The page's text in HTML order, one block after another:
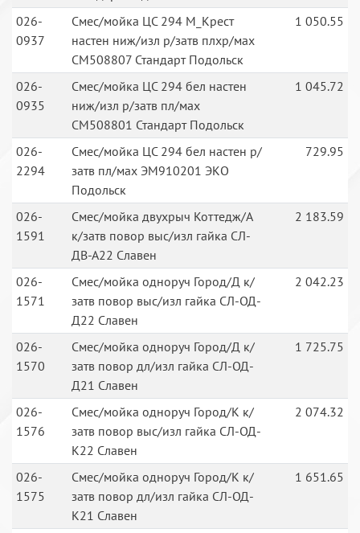
026-
0937
Смес/мойка ЦС 294 М_Крест
настен ниж/изл р/затв плхр/мах
СМ508807 Стандарт Подольск
1 050.55
026-
0935
Смес/мойка ЦС 294 бел настен
ниж/изл р/затв пл/мах
СМ508801 Стандарт Подольск
1 045.72
026-
2294
Смес/мойка ЦС 294 бел настен р/
затв пл/мах ЭМ910201 ЭКО
Подольск
729.95
026-
1591
Смес/мойка двухрыч Коттедж/А
к/затв повор выс/изл гайка СЛ-
ДВ-А22 Славен
2 183.59
026-
1571
Смес/мойка одноруч Город/Д к/
затв повор выс/изл гайка СЛ-ОД-
Д22 Славен
2 042.23
026-
1570
Смес/мойка одноруч Город/Д к/
затв повор дл/изл гайка СЛ-ОД-
Д21 Славен
1 725.75
026-
1576
Смес/мойка одноруч Город/К к/
затв повор выс/изл гайка СЛ-ОД-
К22 Славен
2 074.32
026-
1575
Смес/мойка одноруч Город/К к/
затв повор дл/изл гайка СЛ-ОД-
К21 Славен
1 651.65